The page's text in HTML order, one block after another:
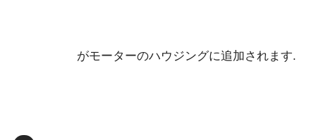
がモーターのハウジングに追加されます.